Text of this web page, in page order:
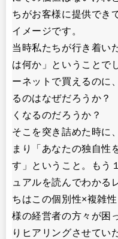
ちがお客様に提供でき
イメージです。
当時私たちが行き着い
は何か」ということで
ーネットで買えるのに
るのはなぜだろうか
くなるのだろうか？
そこを突き詰めた時に
まり「あなたの独自性
す」ということ。もう
ュアルを読んでわかる
ちはこの個別性×複雑
様の経営者の方々が困
りヒアリングさせてい